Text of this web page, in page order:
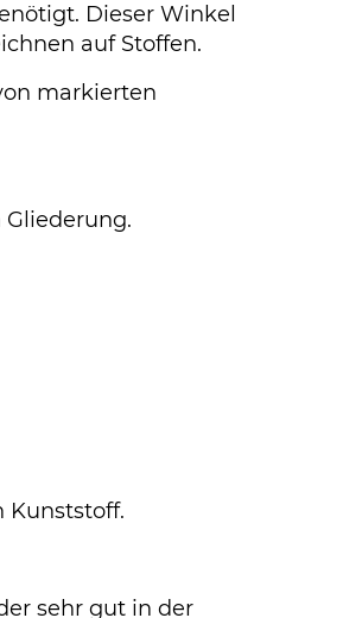
Dieser Winkel
auf Stoffen.
markierten
Kunststoff.
sehr gut in der